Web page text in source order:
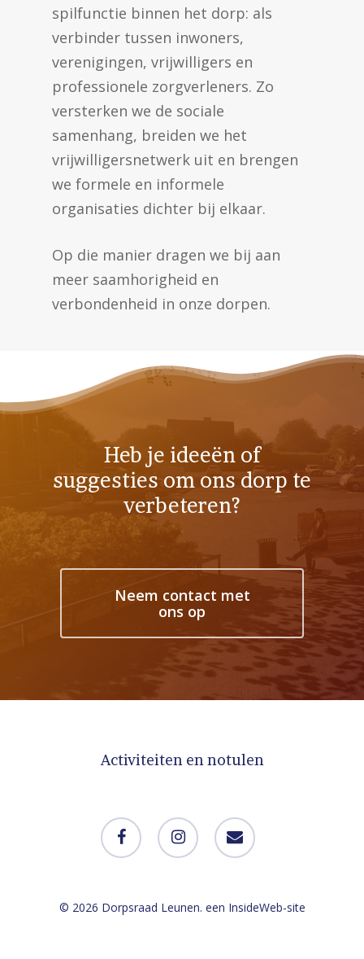
spilfunctie binnen het dorp: als
verbinder tussen inwoners,
verenigingen, vrijwilligers en
professionele zorgverleners. Zo
versterken we de sociale
samenhang, breiden we het
vrijwilligersnetwerk uit en brengen
we formele en informele
organisaties dichter bij elkaar.
Op die manier dragen we bij aan
meer saamhorigheid en
verbondenheid in onze dorpen.
Heb je ideeën of
suggesties om ons dorp te
verbeteren?
Neem contact met
ons op
Activiteiten en notulen
facebook instagram email
© 2026 Dorpsraad Leunen. een InsideWeb-site